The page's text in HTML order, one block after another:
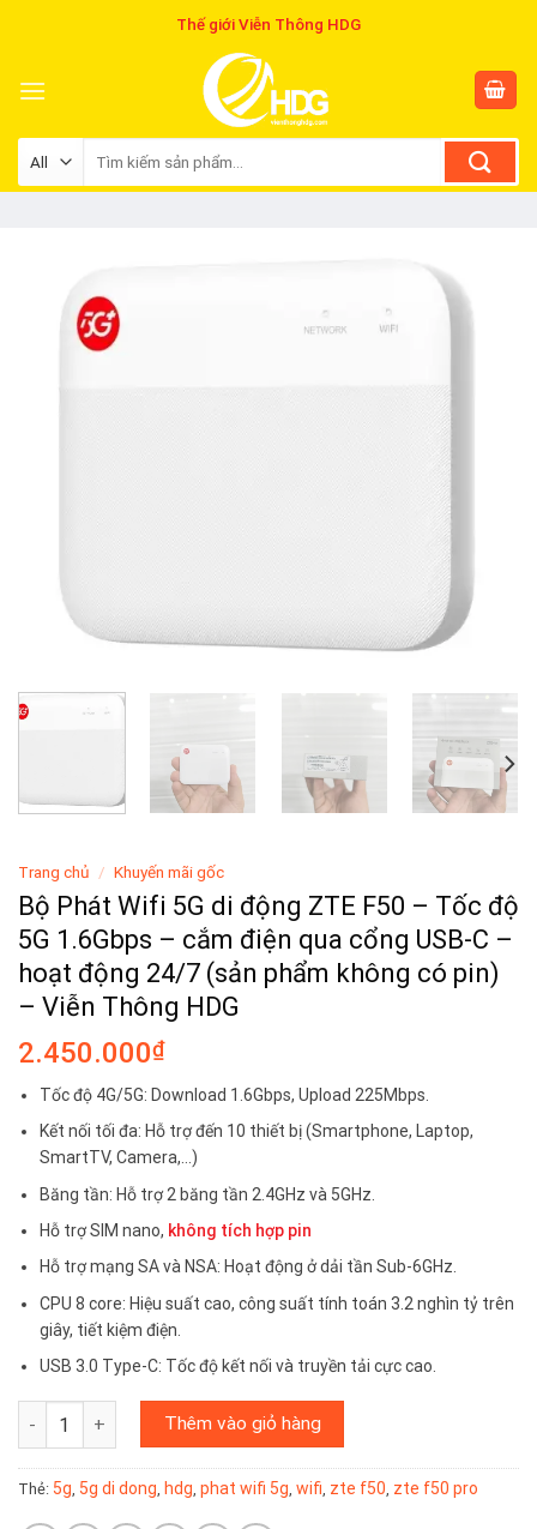
Thế giới Viễn Thông HDG
Trang chủ / Khuyến mãi gốc
Bộ Phát Wifi 5G di động ZTE F50 – Tốc độ
5G 1.6Gbps – cắm điện qua cổng USB-C –
hoạt động 24/7 (sản phẩm không có pin)
– Viễn Thông HDG
2.450.000₫
Tốc độ 4G/5G: Download 1.6Gbps, Upload 225Mbps.
Kết nối tối đa: Hỗ trợ đến 10 thiết bị (Smartphone, Laptop,
SmartTV, Camera,…)
Băng tần: Hỗ trợ 2 băng tần 2.4GHz và 5GHz.
Hỗ trợ SIM nano, không tích hợp pin
Hỗ trợ mạng SA và NSA: Hoạt động ở dải tần Sub-6GHz.
CPU 8 core: Hiệu suất cao, công suất tính toán 3.2 nghìn tỷ trên
giây, tiết kiệm điện.
USB 3.0 Type-C: Tốc độ kết nối và truyền tải cực cao.
Bộ Phát Wifi 5G di động ZTE F50 - Tốc độ 5G 1.6Gbps - cắm
Thêm vào giỏ hàng
Thẻ: 5g, 5g di dong, hdg, phat wifi 5g, wifi, zte f50, zte f50 pro